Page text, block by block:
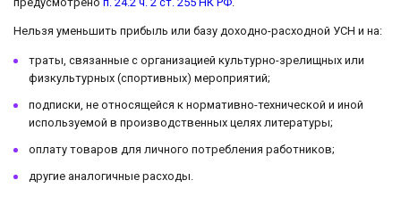
Нельзя уменьшить прибыль или базу доходно-расходной УСН и на:
траты, связанные с организацией культурно-зрелищных или
физкультурных (спортивных) мероприятий;
подписки, не относящейся к нормативно-технической и иной
используемой в производственных целях литературы;
оплату товаров для личного потребления работников;
другие аналогичные расходы.